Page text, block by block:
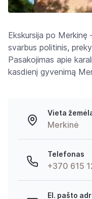
Ekskursija po Merkinę
svarbus politinis,
Pasakojimas apie
kasdienį gyvenimą
Vieta
Merkinė
Telefonas
+370 615
El. pašto